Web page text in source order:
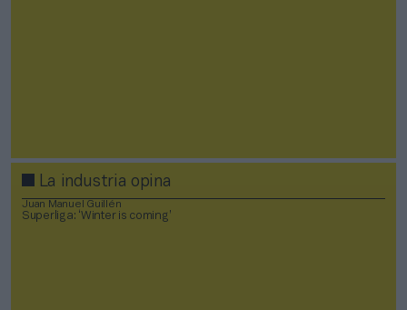
La industria opina
Juan Manuel Guillén
Superliga: ‘Winter is coming’